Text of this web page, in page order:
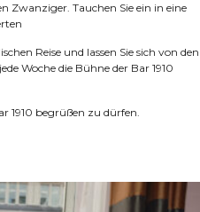
Zwanziger. Tauchen Sie ein in eine
Reise und lassen Sie sich von den
Woche die Bühne der Bar 1910
1910 begrüßen zu dürfen.